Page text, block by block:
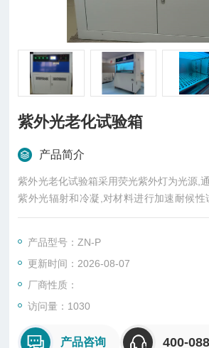
紫外光老化试验箱
产品简介
紫外光老化试验箱采用荧光紫外灯为光源,
紫外光辐射和冷凝,对材料进行加速耐候性
候性的结果。
产品型号：ZN-P
更新时间：2026-08-07
厂商性质：
访问量：1030
产品咨询 400-